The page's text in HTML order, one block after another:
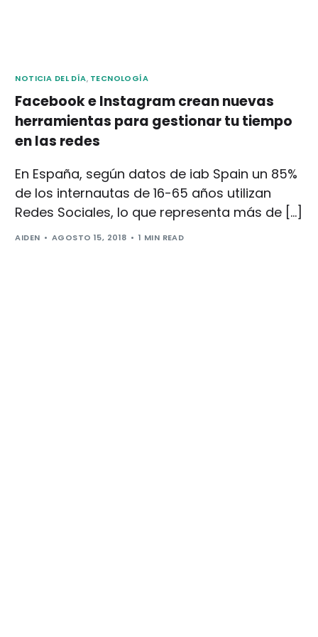
NOTICIA DEL DÍA, TECNOLOGÍA
Facebook e Instagram crean nuevas
herramientas para gestionar tu tiempo
en las redes
En España, según datos de iab Spain un 85%
de los internautas de 16-65 años utilizan
Redes Sociales, lo que representa más de […]
AIDEN AGOSTO 15, 2018 1 MIN READ